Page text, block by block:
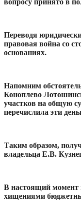
вопросу принято в
Переводя
правовая война со
основаниях.
Напомним
Коноплево
участков на общую
перечислила эти
Таким образом,
владельца Е.В.
В настоящий момент
хищениями